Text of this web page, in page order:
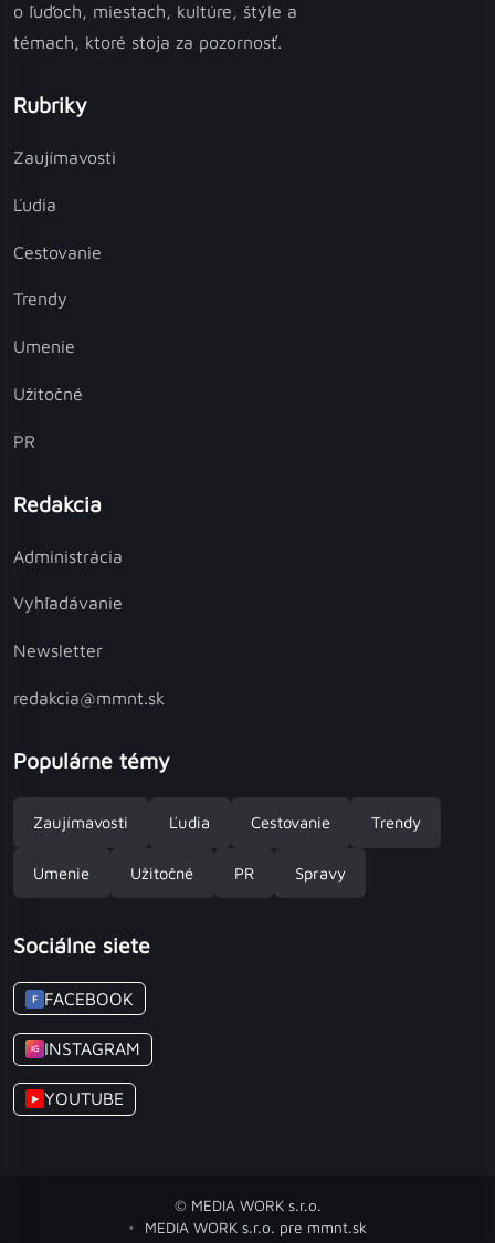
o ľuďoch, miestach, kultúre, štýle a
témach, ktoré stoja za pozornosť.
Rubriky
Zaujímavosti
Ľudia
Cestovanie
Trendy
Umenie
Užitočné
PR
Redakcia
Administrácia
Vyhľadávanie
Newsletter
redakcia@mmnt.sk
Populárne témy
Zaujímavosti Ľudia Cestovanie Trendy
Umenie Užitočné PR Spravy
Sociálne siete
F FACEBOOK
IG INSTAGRAM
▶ YOUTUBE
© MEDIA WORK s.r.o.
MEDIA WORK s.r.o. pre mmnt.sk